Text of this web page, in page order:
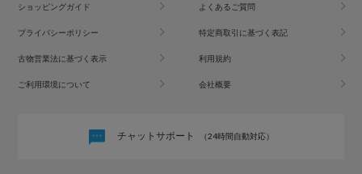
ショッピングガイド よくあるご質問
プライバシーポリシー 特定商取引に基づく表記
古物営業法に基づく表示 利用規約
ご利用環境について 会社概要
チャットサポート （24時間自動対応）